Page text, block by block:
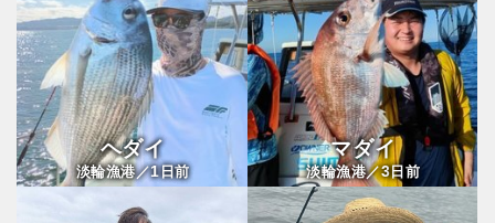
ヘダイ
淡輪漁港／1日前
マダイ
淡輪漁港／3日前